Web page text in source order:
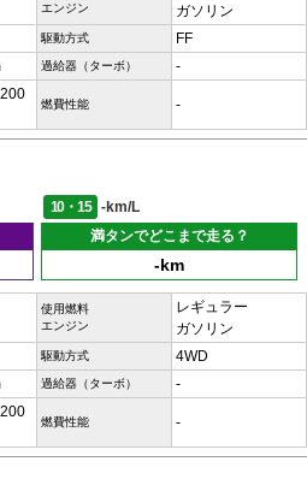
エンジン
ガソリン
駆動方式 FF
過給器（ターボ） -
燃費性能 -
10・15
-km/L
満タンでどこまで走る？
-km
使用燃料
エンジン
レギュラー
ガソリン
駆動方式 4WD
過給器（ターボ） -
燃費性能 -